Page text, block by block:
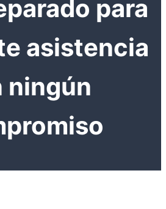
para
asistencia
ningún